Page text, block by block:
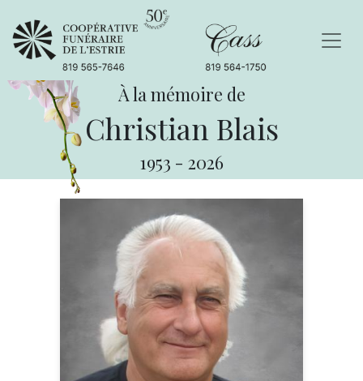
À la mémoire de
Christian Blais
1953 - 2026